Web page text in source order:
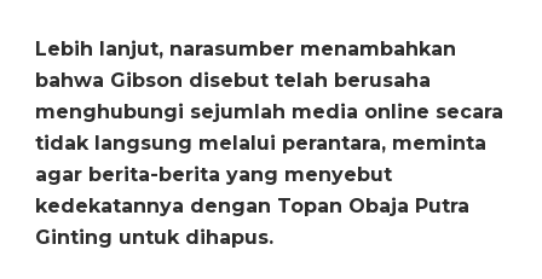
Lebih lanjut, narasumber menambahkan
bahwa Gibson disebut telah berusaha
menghubungi sejumlah media online secara
tidak langsung melalui perantara, meminta
agar berita-berita yang menyebut
kedekatannya dengan Topan Obaja Putra
Ginting untuk dihapus.